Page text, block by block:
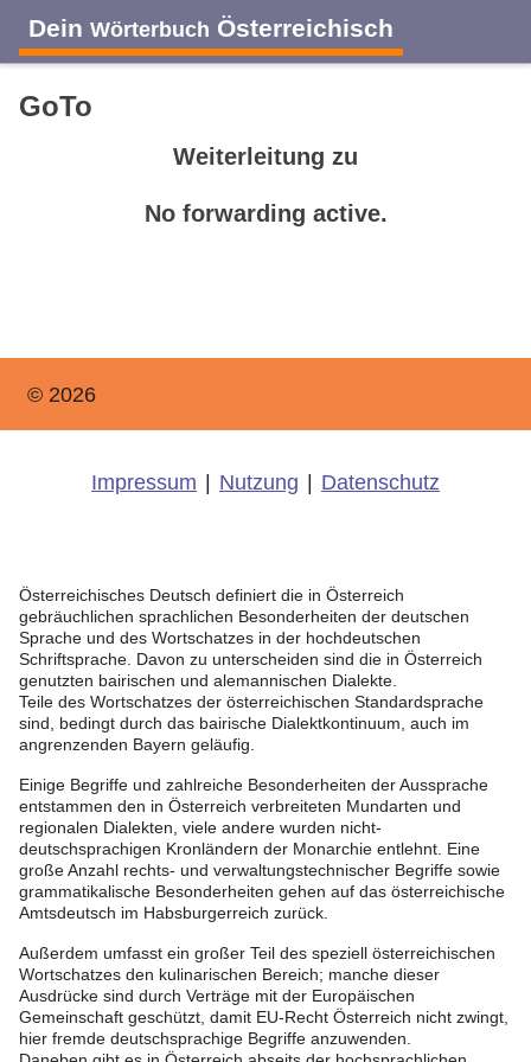
Dein Wörterbuch Österreichisch
GoTo
Weiterleitung zu
No forwarding active.
© 2026
Impressum Nutzung Datenschutz
Österreichisches Deutsch definiert die in Österreich
gebräuchlichen sprachlichen Besonderheiten der deutschen
Sprache und des Wortschatzes in der hochdeutschen
Schriftsprache. Davon zu unterscheiden sind die in Österreich
genutzten bairischen und alemannischen Dialekte.
Teile des Wortschatzes der österreichischen Standardsprache
sind, bedingt durch das bairische Dialektkontinuum, auch im
angrenzenden Bayern geläufig.
Einige Begriffe und zahlreiche Besonderheiten der Aussprache
entstammen den in Österreich verbreiteten Mundarten und
regionalen Dialekten, viele andere wurden nicht-
deutschsprachigen Kronländern der Monarchie entlehnt. Eine
große Anzahl rechts- und verwaltungstechnischer Begriffe sowie
grammatikalische Besonderheiten gehen auf das österreichische
Amtsdeutsch im Habsburgerreich zurück.
Außerdem umfasst ein großer Teil des speziell österreichischen
Wortschatzes den kulinarischen Bereich; manche dieser
Ausdrücke sind durch Verträge mit der Europäischen
Gemeinschaft geschützt, damit EU-Recht Österreich nicht zwingt,
hier fremde deutschsprachige Begriffe anzuwenden.